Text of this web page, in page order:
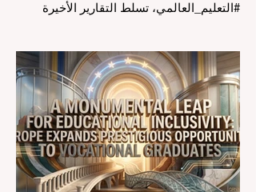
#التعليم_العالمي، تسلط التقارير الأخيرة
الفصول الدراسية في جميع أنحاء العالم، وهو
أمر يثير اهتماماً كبيراً في الأوساط الأكاديمية
العربية التي تسعى للريادة. إن الدمج السريع
لمساعدي #الذكاء_الاصطناعي المتخصصين
والمصممين خصيصاً للمعلمين يُحدث ثورة
حقيقية في مهنة التدريس. ومن خلال الأتمتة
الناجحة للمهام الإدارية التي تستغرق وقتاً
طويلاً، تبشر هذه الأدوات المتقدمة بعصر